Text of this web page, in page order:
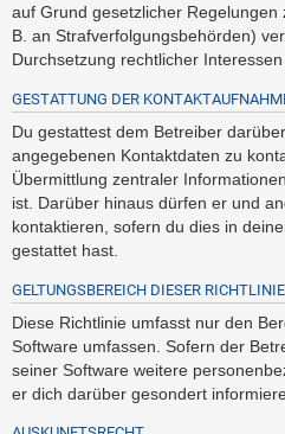
auf Grund gesetzlicher
B. an Strafverfolgungsbehörden)
Durchsetzung rechtlicher
GESTATTUNG DER
Du gestattest dem Betreiber
angegebenen Kontaktdaten zu
Übermittlung zentraler
ist. Darüber hinaus dürfen er und
kontaktieren, sofern du dies in
gestattet hast.
GELTUNGSBEREICH DIESER RICHTLINIE
Diese Richtlinie umfasst nur den
Software umfassen. Sofern der
seiner Software weitere
er dich darüber gesondert